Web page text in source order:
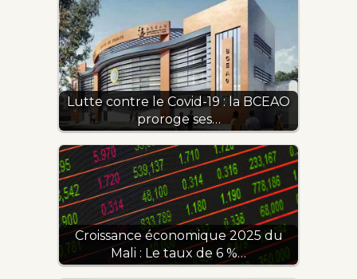
Lutte contre le Covid-19 : la BCEAO
proroge ses…
Croissance économique 2025 du
Mali : Le taux de 6 %…